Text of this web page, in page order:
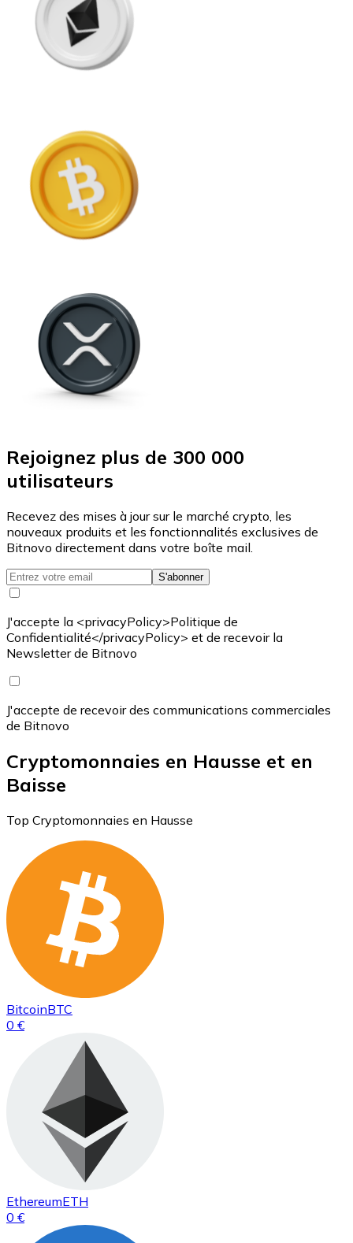
Rejoignez plus de 300 000
utilisateurs
Recevez des mises à jour sur le marché crypto, les
nouveaux produits et les fonctionnalités exclusives de
Bitnovo directement dans votre boîte mail.
S'abonner
J'accepte la <privacyPolicy>Politique de
Confidentialité</privacyPolicy> et de recevoir la
Newsletter de Bitnovo
J'accepte de recevoir des communications commerciales
de Bitnovo
Cryptomonnaies en Hausse et en
Baisse
Top Cryptomonnaies en Hausse
BitcoinBTC
0 €
EthereumETH
0 €